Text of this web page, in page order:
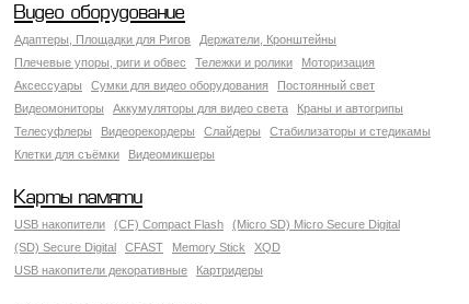
Видео оборудование
Адаптеры, Площадки для Ригов
Держатели, Кронштейны
Плечевые упоры, риги и обвес
Тележки и ролики
Моторизация
Аксессуары
Сумки для видео оборудования
Постоянный свет
Видеомониторы
Аккумуляторы для видео света
Краны и автогрипы
Телесуфлеры
Видеорекордеры Слайдеры
Стабилизаторы и стедикамы
Клетки для съёмки
Видеомикшеры
Карты памяти
USB накопители (CF) Compact Flash
(Micro SD) Micro Secure Digital
(SD) Secure Digital
CFAST Memory Stick
XQD
USB накопители декоративные
Картридеры